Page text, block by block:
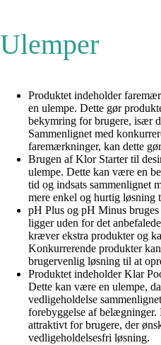
Ulemper
Produktet indeholder
en ulempe. Dette gør
bekymring for brugere, især
Sammenlignet med
faremærkninger, kan dette
Brugen af ​​Klor Starter til
ulempe. Dette kan være en
tid og indsats sammenlignet
mere enkel og hurtig løsning
pH Plus og pH Minus
ligger uden for det
kræver ekstra produkter og
Konkurrerende produkter
brugervenlig løsning til at
Produktet indeholder Klar
Dette kan være en ulempe,
vedligeholdelse
forebyggelse af
attraktivt for brugere, der
vedligeholdelsesfri løsning.